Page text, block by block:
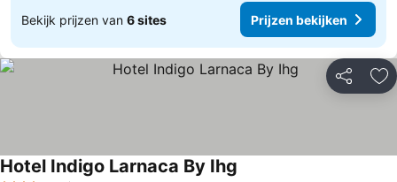
Bekijk prijzen van 6 sites Prijzen bekijken
Delen
Hotel Indigo Larnaca By Ihg